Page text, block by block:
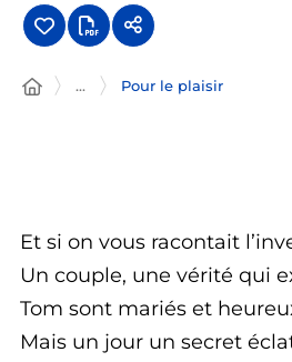
... Pour le plaisir
Et si on vous racontait
Un couple, une vérité qui
Tom sont mariés et
Mais un jour un secret